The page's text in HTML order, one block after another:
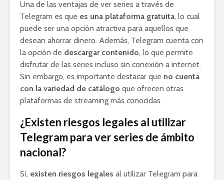
Una de las ventajas de ver series a través de
Telegram es que es una plataforma gratuita, lo cual
puede ser una opción atractiva para aquellos que
desean ahorrar dinero. Además, Telegram cuenta con
la opción de descargar contenido, lo que permite
disfrutar de las series incluso sin conexión a internet.
Sin embargo, es importante destacar que no cuenta
con la variedad de catálogo que ofrecen otras
plataformas de streaming más conocidas.
¿Existen riesgos legales al utilizar
Telegram para ver series de ámbito
nacional?
Sí, existen riesgos legales al utilizar Telegram para